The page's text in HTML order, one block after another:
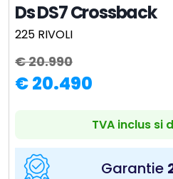
Ds DS7 Crossback
225 RIVOLI
€ 20.990
€ 20.490
TVA inclus si
Garantie